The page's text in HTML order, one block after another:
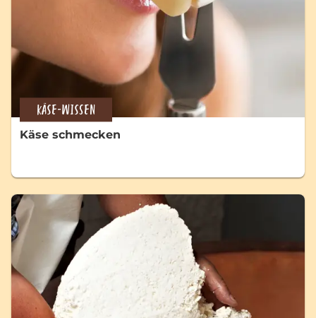
KÄSE-WISSEN
Käse schmecken